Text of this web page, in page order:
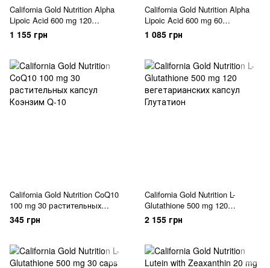
California Gold Nutrition Alpha
Lipoic Acid 600 mg 120
растительных капсул
1 155 грн
California Gold Nutrition Alpha
Lipoic Acid 600 mg 60
растительных капсул
1 085 грн
California Gold Nutrition CoQ10
100 mg 30 растительных
капсул
345 грн
California Gold Nutrition L-
Glutathione 500 mg 120
вегетарианских капсул
2 155 грн